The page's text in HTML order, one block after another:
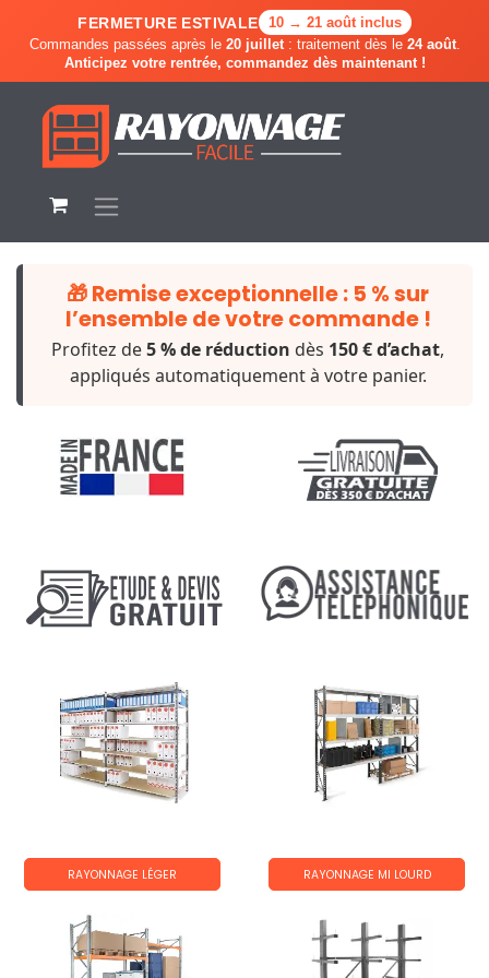
FERMETURE ESTIVALE
10 → 21 août inclus
Commandes passées après le 20 juillet: traitement dès le 24 août.
Anticipez votre rentrée, commandez dès maintenant !
🎁 Remise exceptionnelle : 5 %sur
l’ensemble de votre commande !
Profitez de5 % de réduction dès 150 € d’achat,
appliqués automatiquement à votre panier.
RAYONNAGE LÉGER RAYONNAGE MI LOURD